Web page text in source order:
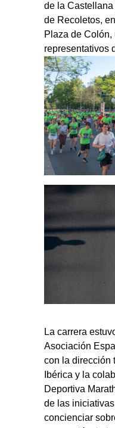
de la
de Recoletos,
Plaza de
representativos
La carrera
Asociación
con la dirección
Ibérica y la
Deportiva
de las
concienciar